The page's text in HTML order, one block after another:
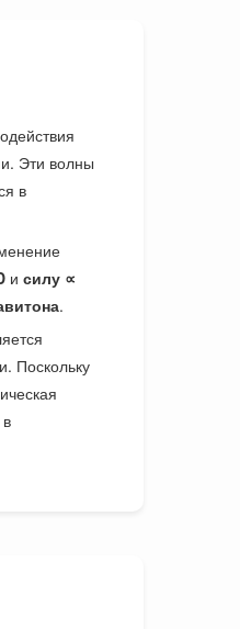
Эти волны
в
и силу ∝
.
Поскольку